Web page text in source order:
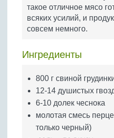
Бобовые
Яйца
такое отличное мясо
всяких усилий, и
совсем немного.
Ингредиенты
800 г свиной
12-14 душистых
6-10 долек чеснока
молотая смесь
только черный)